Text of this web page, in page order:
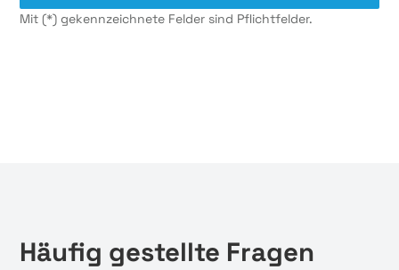
Mit (*) gekennzeichnete Felder sind Pflichtfelder.
Häufig gestellte Fragen